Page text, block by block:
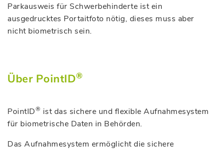
Parkausweis für Schwerbehinderte ist ein
ausgedrucktes Portaitfoto nötig, dieses muss aber
nicht biometrisch sein.
Über PointID®
PointID® ist das sichere und flexible Aufnahmesystem
für biometrische Daten in Behörden.
Das Aufnahmesystem ermöglicht die sichere